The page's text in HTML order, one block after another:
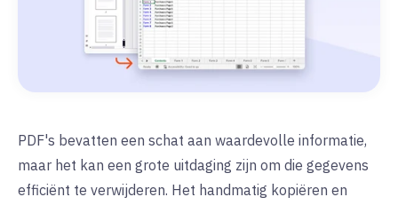
PDF's bevatten een schat aan waardevolle informatie,
maar het kan een grote uitdaging zijn om die gegevens
efficiënt te verwijderen. Het handmatig kopiëren en